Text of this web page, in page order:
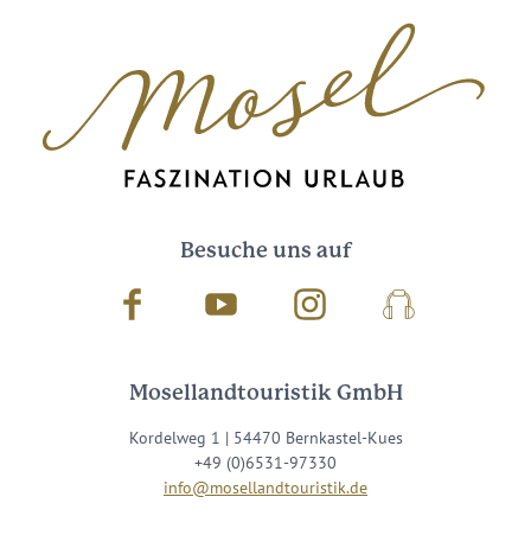
Besuche uns auf
Facebook Youtube InstagramPodcast
Mosellandtouristik GmbH
Kordelweg 1 | 54470 Bernkastel-Kues
+49 (0)6531-97330
info@mosellandtouristik.de